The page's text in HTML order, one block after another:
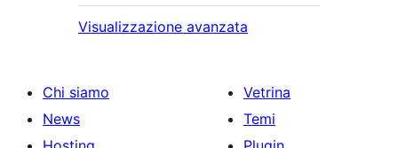
Visualizzazione avanzata
Chi siamo
News
Vetrina
Temi